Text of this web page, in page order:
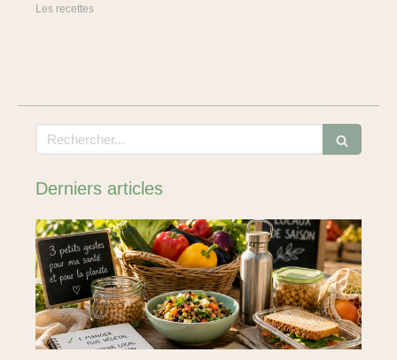
Les recettes
Rechercher
Derniers articles